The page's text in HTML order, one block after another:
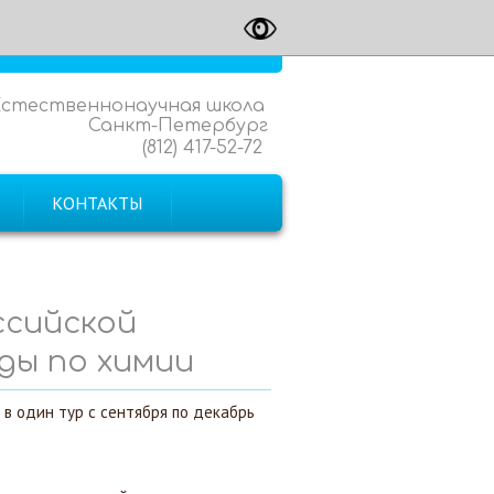
школа
Санкт-Петербург
(812) 417-52-72
КОНТАКТЫ
по химии
один тур с сентября по декабрь